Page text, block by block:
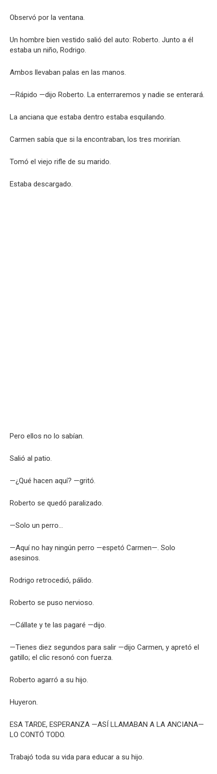
Observó por la ventana.
Un hombre bien vestido salió del auto: Roberto. Junto a él
estaba un niño, Rodrigo.
Ambos llevaban palas en las manos.
—Rápido —dijo Roberto. La enterraremos y nadie se enterará.
La anciana que estaba dentro estaba esquilando.
Carmen sabía que si la encontraban, los tres morirían.
Tomó el viejo rifle de su marido.
Estaba descargado.
Pero ellos no lo sabían.
Salió al patio.
—¿Qué hacen aquí? —gritó.
Roberto se quedó paralizado.
—Solo un perro…
—Aquí no hay ningún perro —espetó Carmen—. Solo
asesinos.
Rodrigo retrocedió, pálido.
Roberto se puso nervioso.
—Cállate y te las pagaré —dijo.
—Tienes diez segundos para salir —dijo Carmen, y apretó el
gatillo; el clic resonó con fuerza.
Roberto agarró a su hijo.
Huyeron.
ESA TARDE, ESPERANZA —ASÍ LLAMABAN A LA ANCIANA—
LO CONTÓ TODO.
Trabajó toda su vida para educar a su hijo.